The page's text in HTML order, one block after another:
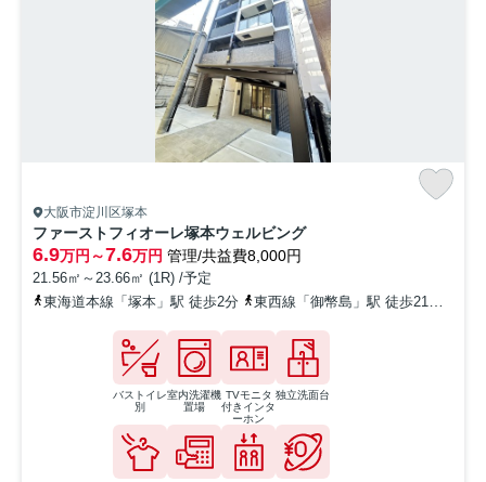
大阪市淀川区塚本
ファーストフィオーレ塚本ウェルビング
6.9万円～7.6万円 管理/共益費8,000円
21.56㎡～23.66㎡ (1R) /予定
東海道本線「塚本」駅 徒歩2分
東西線「御幣島」駅 徒歩21分
バストイレ
別
室内洗濯機
置場
TVモニタ
付きインタ
ーホン
独立洗面台